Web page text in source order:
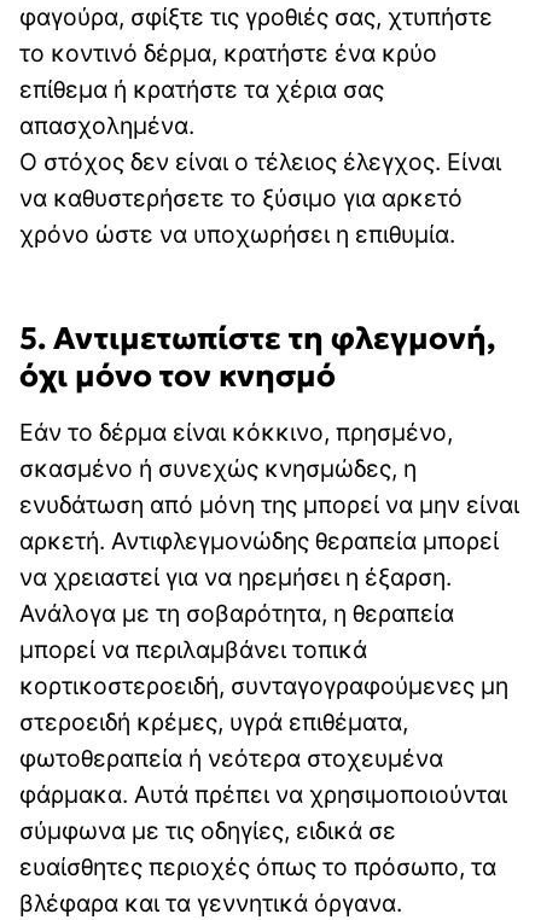
φαγούρα, σφίξτε τις γροθιές σας, χτυπήστε
το κοντινό δέρμα, κρατήστε ένα κρύο
επίθεμα ή κρατήστε τα χέρια σας
απασχολημένα.
Ο στόχος δεν είναι ο τέλειος έλεγχος. Είναι
να καθυστερήσετε το ξύσιμο για αρκετό
χρόνο ώστε να υποχωρήσει η επιθυμία.
5. Αντιμετωπίστε τη φλεγμονή,
όχι μόνο τον κνησμό
Εάν το δέρμα είναι κόκκινο, πρησμένο,
σκασμένο ή συνεχώς κνησμώδες, η
ενυδάτωση από μόνη της μπορεί να μην είναι
αρκετή. Αντιφλεγμονώδης θεραπεία μπορεί
να χρειαστεί για να ηρεμήσει η έξαρση.
Ανάλογα με τη σοβαρότητα, η θεραπεία
μπορεί να περιλαμβάνει τοπικά
κορτικοστεροειδή, συνταγογραφούμενες μη
στεροειδή κρέμες, υγρά επιθέματα,
φωτοθεραπεία ή νεότερα στοχευμένα
φάρμακα. Αυτά πρέπει να χρησιμοποιούνται
σύμφωνα με τις οδηγίες, ειδικά σε
ευαίσθητες περιοχές όπως το πρόσωπο, τα
βλέφαρα και τα γεννητικά όργανα.